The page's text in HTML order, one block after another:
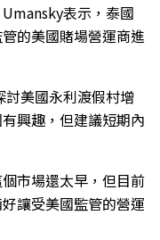
表示，泰國
的美國賭場營運商進
美國永利渡假村增
興趣，但建議短期內
市場還太早，但目前
讓受美國監管的營運